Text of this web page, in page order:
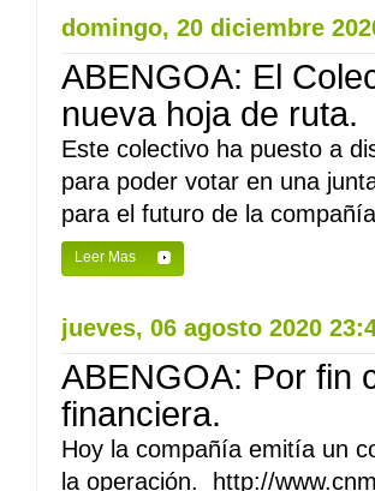
domingo, 20 diciembre
ABENGOA: El
nueva hoja de ruta.
Este colectivo ha puesto a
para poder votar en una
para el futuro de la
Leer Mas
jueves, 06 agosto 2020
ABENGOA: Por fin
financiera.
Hoy la compañía emitía un
la operación. http://